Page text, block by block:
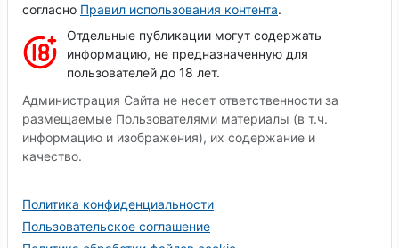
согласно Правил использования контента.
Отдельные публикации могут содержать
информацию, не предназначенную для
пользователей до 18 лет.
Администрация Сайта не несет ответственности за
размещаемые Пользователями материалы (в т.ч.
информацию и изображения), их содержание и
качество.
Политика конфиденциальности
Пользовательское соглашение